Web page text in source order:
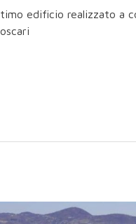
edificio realizzato a